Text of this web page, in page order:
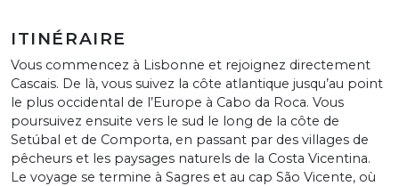
ITINÉRAIRE
Vous commencez à Lisbonne et rejoignez directement
Cascais. De là, vous suivez la côte atlantique jusqu’au point
le plus occidental de l’Europe à Cabo da Roca. Vous
poursuivez ensuite vers le sud le long de la côte de
Setúbal et de Comporta, en passant par des villages de
pêcheurs et les paysages naturels de la Costa Vicentina.
Le voyage se termine à Sagres et au cap São Vicente, où